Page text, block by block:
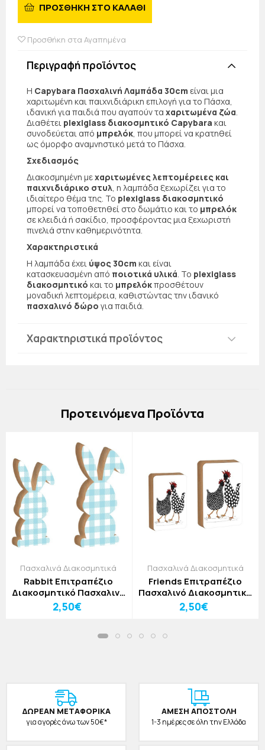
ΠΡΟΣΘΗΚΗ ΣΤΟ ΚΑΛΑΘΙ
Προσθήκη στα Αγαπημένα
Περιγραφή προϊόντος
Η Capybara Πασχαλινή Λαμπάδα 30cm είναι μια
χαριτωμένη και παιχνιδιάρικη επιλογή για το Πάσχα,
ιδανική για παιδιά που αγαπούν τα χαριτωμένα ζώα
Διαθέτει plexiglass διακοσμητικό Capybara και
συνοδεύεται από μπρελόκ , που μπορεί να κρατηθεί
ως όμορφο αναμνηστικό μετά το Πάσχα.
Σχεδιασμός
Διακοσμημένη μεχαριτωμένες λεπτομέρειες και
παιχνιδιάρικο στυλ , η λαμπάδα ξεχωρίζει για το
ιδιαίτερο θέμα της. Το plexiglass διακοσμητικό
μπορεί να τοποθετηθεί στο δωμάτιο και το μπρελόκ
σε κλειδιά ή σακίδιο, προσφέροντας μια ξεχωριστή
πινελιά στην καθημερινότητα.
Χαρακτηριστικά
Η λαμπάδα έχει ύψος 30cm και είναι
κατασκευασμένη από ποιοτικά υλικά . Το plexiglass
διακοσμητικό και το μπρελόκπροσθέτουν
μοναδική λεπτομέρεια, καθιστώντας την ιδανικό
πασχαλινό δώρο για παιδιά.
Χαρακτηριστικά προϊόντος
Πρoτεινόμενα Προϊόντα
Πασχαλινά Διακοσμητικά
Rabbit Επιτραπέζιο
Διακοσμητικό Πασχαλινό
Λαγουδάκι Γαλάζιο Πουά
9x12cm
2,50€
Πασχαλινά Διακοσμητικά
Friends Επιτραπέζιο
Πασχαλινό Διακοσμητικό
Με Κότες 9x12cm
2,50€
ΔΩΡΕAΝ ΜΕΤΑΦΟΡΙΚΑ
για αγορές άνω των 50€*
ΑΜΕΣΗ ΑΠΟΣΤΟΛΗ
1-3 ημέρες σε όλη την Ελλάδα